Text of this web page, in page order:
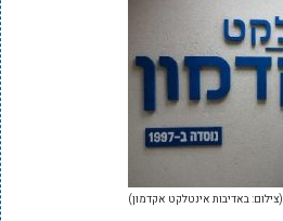
(צילום: באדיבות אינטלקט אקדמון)